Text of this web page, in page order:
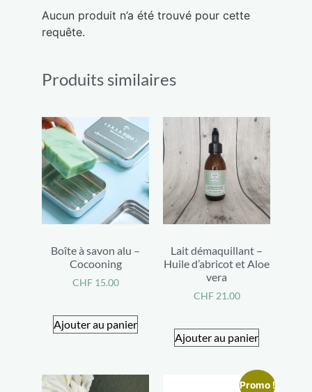
Aucun produit n’a été trouvé pour cette
requête.
Produits similaires
Boîte à savon alu –
Cocooning
CHF15.00
Ajouter au panier
Lait démaquillant –
Huile d’abricot et Aloe
vera
CHF21.00
Ajouter au panier
Promo !